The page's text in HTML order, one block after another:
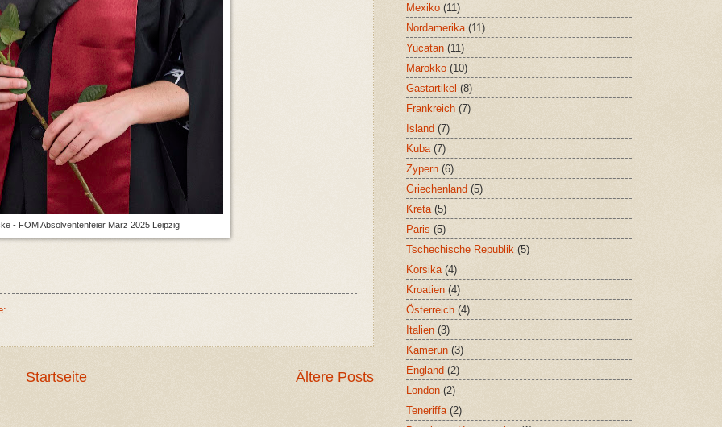
- FOM Absolventenfeier März 2025 Leipzig
Ältere Posts
Startseite
Mexiko (11)
Nordamerika (11)
Yucatan (11)
Marokko (10)
Gastartikel (8)
Frankreich (7)
Island (7)
Kuba (7)
Zypern (6)
Griechenland (5)
Kreta (5)
Paris (5)
Tschechische Republik (5)
Korsika (4)
Kroatien (4)
Österreich (4)
Italien (3)
Kamerun (3)
England (2)
London (2)
Teneriffa (2)